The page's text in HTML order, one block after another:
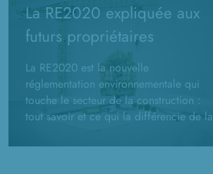
La RE2020 expliquée aux
futurs propriétaires
La RE2020 est la nouvelle
réglementation environnementale qui
touche le secteur de la construction :
tout savoir et ce qui la différencie de la